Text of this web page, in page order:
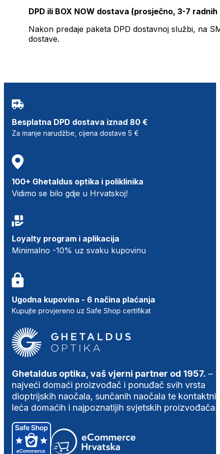
DPD ili BOX NOW dostava (prosječno, 3-7 radnih
Nakon predaje paketa DPD dostavnoj službi, na
dostave.
Besplatna DPD dostava iznad 80 €
Za manje narudžbe, cijena dostave 5 €
100+ Ghetaldus optika i poliklinika
Vidimo se bilo gdje u Hrvatskoj!
Loyalty program i aplikacija
Minimalno -10% uz svaku kupovinu
Ugodna kupovina - 6 načina plaćanja
Kupujte provjereno uz Safe Shop certifikat
Ghetaldus optika, vaš vjerni partner od 1957. –
najveći domaći proizvođač i ponuđač svih vrsta
dioptrijskih naočala, sunčanih naočala te
leća domaćih i najpoznatijih svjetskih proizvođača.